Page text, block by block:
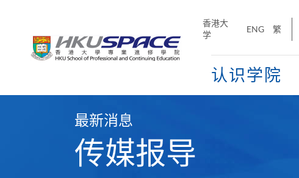
香港大
学
ENG 繁
认识学院
最新消息
传媒报导